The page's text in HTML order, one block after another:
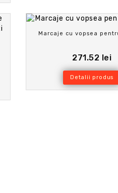
Marcaje cu vopsea
271.52 lei
Detalii produs